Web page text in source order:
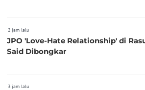
2 jam lalu
JPO 'Love-Hate Relationship' di
Said Dibongkar
3 jam lalu